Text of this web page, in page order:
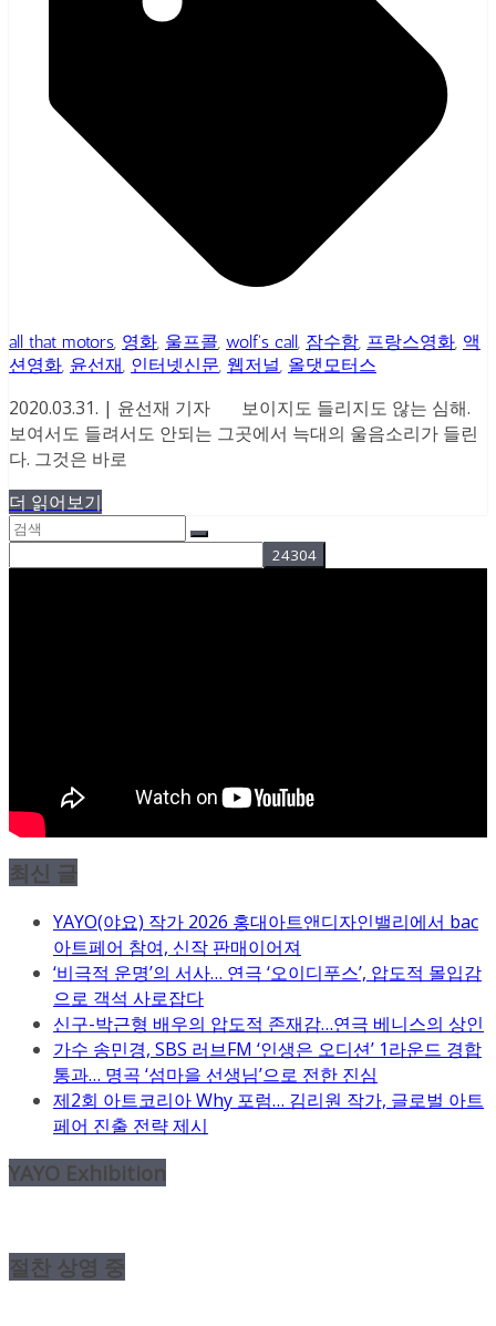
all that motors, 영화, 울프콜, wolf's call, 잠수함, 프랑스영화, 액
션영화, 윤선재, 인터넷신문, 웹저널, 올댓모터스
2020.03.31. | 윤선재 기자 보이지도 들리지도 않는 심해.
보여서도 들려서도 안되는 그곳에서 늑대의 울음소리가 들린
다. 그것은 바로
더 읽어보기
최신 글
YAYO(야요) 작가 2026 홍대아트앤디자인밸리에서 bac
아트페어 참여, 신작 판매이어져
‘비극적 운명’의 서사… 연극 ‘오이디푸스’, 압도적 몰입감
으로 객석 사로잡다
신구-박근형 배우의 압도적 존재감…연극 베니스의 상인
가수 송민경, SBS 러브FM ‘인생은 오디션’ 1라운드 경합
통과… 명곡 ‘섬마을 선생님’으로 전한 진심
제2회 아트코리아 Why 포럼… 김리원 작가, 글로벌 아트
페어 진출 전략 제시
YAYO Exhibition
절찬 상영 중